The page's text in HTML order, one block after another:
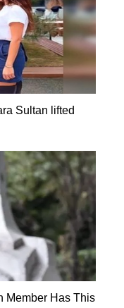
Sultan lifted
Member Has This